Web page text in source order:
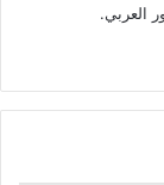
العربي.